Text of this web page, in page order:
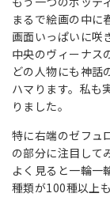
まるで絵画の中に
画面いっぱいに咲
中央のヴィーナス
どの人物にも神話
ハマります。私も
りました。
特に右端のゼフュ
の部分に注目して
よく見ると一輪一
種類が100種以上